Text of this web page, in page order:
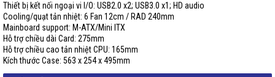
Thiết bị kết nối ngoại vi I/O: USB2.0 x2; USB3.0 x1; HD audio
Cooling/quạt tản nhiệt: 6 Fan 12cm / RAD 240mm
Mainboard support: M-ATX/Mini ITX
Hỗ trợ chiều dài Card: 275mm
Hỗ trợ chiều cao tản nhiệt CPU: 165mm
Kích thước Case: 563 x 254 x 495mm